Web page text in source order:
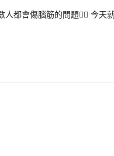
都會傷腦筋的問題🤷‍♀️ 今天